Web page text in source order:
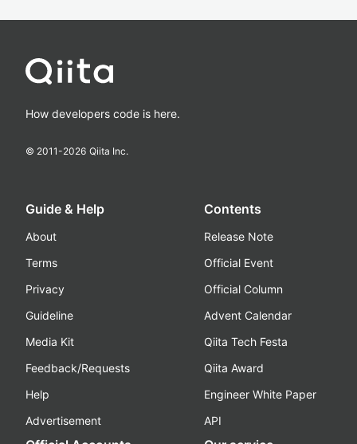
How developers code is here.
© 2011-2026 Qiita Inc.
Guide & Help
About
Terms
Privacy
Guideline
Media Kit
Feedback/Requests
Help
Advertisement
Contents
Release Note
Official Event
Official Column
Advent Calendar
Qiita Tech Festa
Qiita Award
Engineer White Paper
API